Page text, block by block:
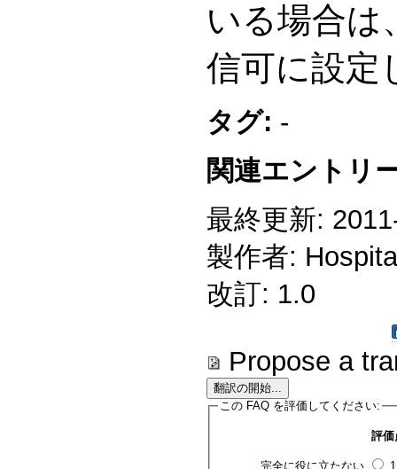
いる場合は
信可に設定
タグ: -
関連エントリ
最終更新:
製作者:
改訂: 1.0
Propose a
この FAQ を評価してください:
評価
完全に役に立たない